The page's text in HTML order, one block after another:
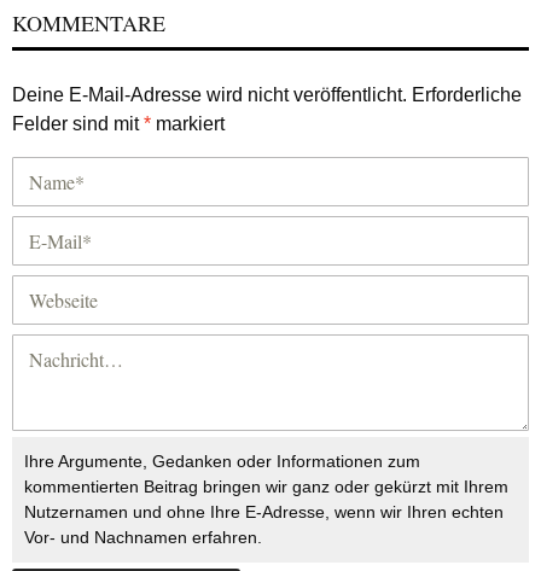
KOMMENTARE
Deine E-Mail-Adresse wird nicht veröffentlicht. Erforderliche
Felder sind mit* markiert
Ihre Argumente, Gedanken oder Informationen zum
kommentierten Beitrag bringen wir ganz oder gekürzt mit Ihrem
Nutzernamen und ohne Ihre E-Adresse, wenn wir Ihren echten
Vor- und Nachnamen erfahren.